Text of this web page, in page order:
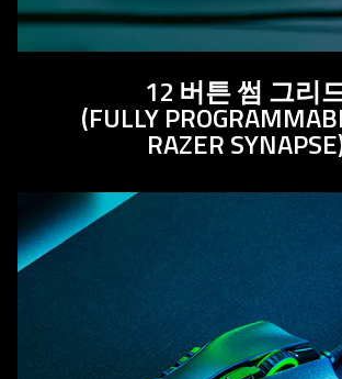
12 버튼 썸 그리
(FULLY
RAZER